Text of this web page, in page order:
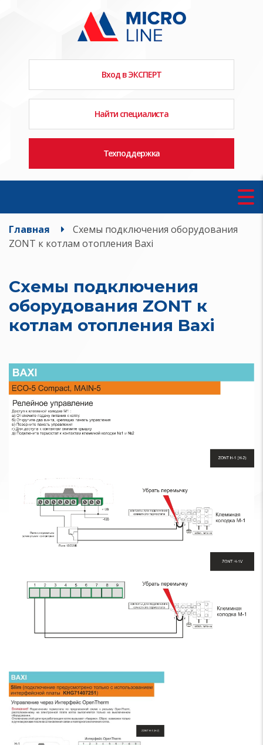
Вход в ЭКСПЕРТ
Найти специалиста
Техподдержка
Главная
Схемы подключения оборудования
ZONT к котлам отопления Baxi
Схемы подключения
оборудования ZONT к
котлам отопления Baxi